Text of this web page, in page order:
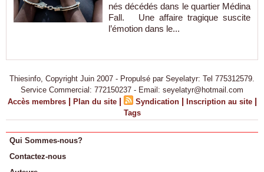
nés décédés dans le quartier Médina
Fall. Une affaire tragique suscite
l’émotion dans le...
Thiesinfo, Copyright Juin 2007 - Propulsé par Seyelatyr: Tel 775312579.
Service Commercial: 772150237 - Email: seyelatyr@hotmail.com
Accès membres | Plan du site | Syndication | Inscription au site |
Tags
Qui Sommes-nous?
Contactez-nous